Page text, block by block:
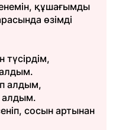
құшағымды
өзімді
түсірдім,
алдым,
алдым.
сосын артынан